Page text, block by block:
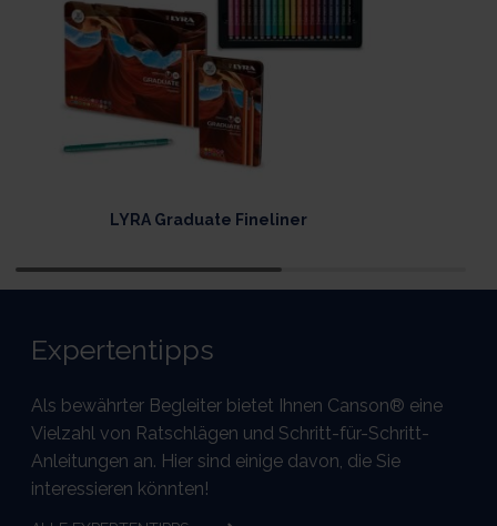
LYRA Graduate Fineliner
Expertentipps
Als bewährter Begleiter bietet Ihnen Canson® eine
Vielzahl von Ratschlägen und Schritt-für-Schritt-
Anleitungen an. Hier sind einige davon, die Sie
interessieren könnten!